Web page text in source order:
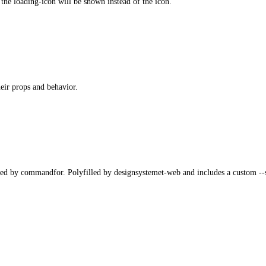
props and behavior.
by commandfor. Polyfilled by designsystemet-web and includes a